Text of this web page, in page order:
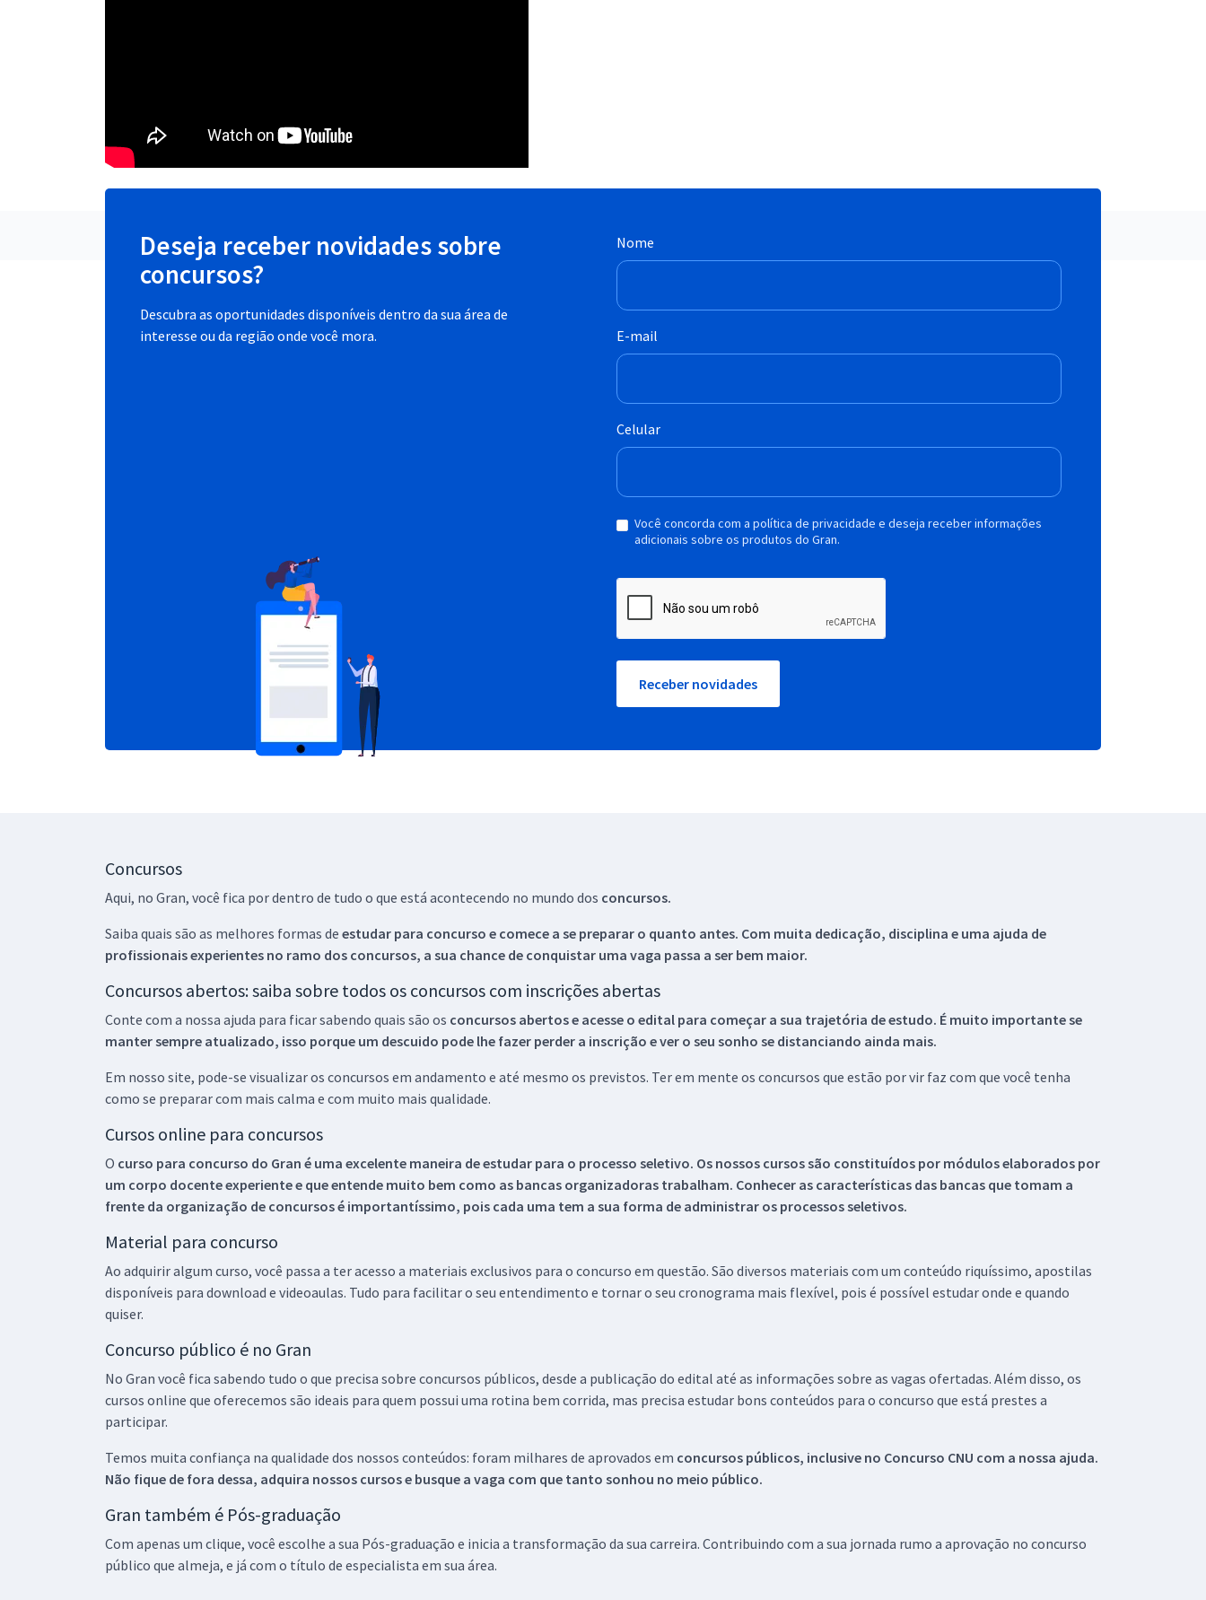
Deseja receber novidades sobre
concursos?
Descubra as oportunidades disponíveis dentro da sua área de
interesse ou da região onde você mora.
Nome
E-mail
Celular
Você concorda com a política de privacidade e deseja receber informações
adicionais sobre os produtos do Gran.
Receber novidades
Concursos
Aqui, no Gran, você fica por dentro de tudo o que está acontecendo no mundo dos concursos.
Saiba quais são as melhores formas de estudar para concurso e comece a se preparar o quanto antes. Com muita dedicação, disciplina e uma ajuda de
profissionais experientes no ramo dos concursos, a sua chance de conquistar uma vaga passa a ser bem maior.
Concursos abertos: saiba sobre todos os concursos com inscrições abertas
Conte com a nossa ajuda para ficar sabendo quais são os concursos abertos e acesse o edital para começar a sua trajetória de estudo. É muito importante se
manter sempre atualizado, isso porque um descuido pode lhe fazer perder a inscrição e ver o seu sonho se distanciando ainda mais.
Em nosso site, pode-se visualizar os concursos em andamento e até mesmo os previstos. Ter em mente os concursos que estão por vir faz com que você tenha
como se preparar com mais calma e com muito mais qualidade.
Cursos online para concursos
O curso para concurso do Gran é uma excelente maneira de estudar para o processo seletivo. Os nossos cursos são constituídos por módulos elaborados por
um corpo docente experiente e que entende muito bem como as bancas organizadoras trabalham. Conhecer as características das bancas que tomam a
frente da organização de concursos é importantíssimo, pois cada uma tem a sua forma de administrar os processos seletivos.
Material para concurso
Ao adquirir algum curso, você passa a ter acesso a materiais exclusivos para o concurso em questão. São diversos materiais com um conteúdo riquíssimo, apostilas
disponíveis para download e videoaulas. Tudo para facilitar o seu entendimento e tornar o seu cronograma mais flexível, pois é possível estudar onde e quando
quiser.
Concurso público é no Gran
No Gran você fica sabendo tudo o que precisa sobre concursos públicos, desde a publicação do edital até as informações sobre as vagas ofertadas. Além disso, os
cursos online que oferecemos são ideais para quem possui uma rotina bem corrida, mas precisa estudar bons conteúdos para o concurso que está prestes a
participar.
Temos muita confiança na qualidade dos nossos conteúdos: foram milhares de aprovados em concursos públicos, inclusive no Concurso CNU com a nossa ajuda.
Não fique de fora dessa, adquira nossos cursos e busque a vaga com que tanto sonhou no meio público.
Gran também é Pós-graduação
Com apenas um clique, você escolhe a sua Pós-graduação e inicia a transformação da sua carreira. Contribuindo com a sua jornada rumo a aprovação no concurso
público que almeja, e já com o título de especialista em sua área.